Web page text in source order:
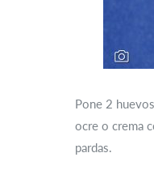
Pone 2
ocre o crema
pardas.